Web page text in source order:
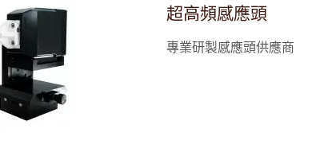
超高頻感應頭
專業研製感應頭供應商